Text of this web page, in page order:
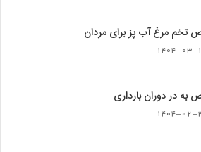
تخم مرغ آب پز برای مردان
۰۳-۱۷
به در دوران بارداری
۰۲-۲۵